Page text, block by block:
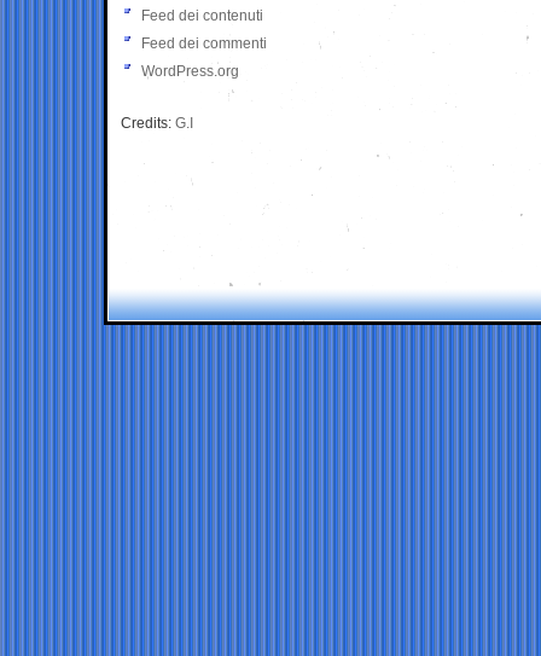
Feed dei contenuti
Feed dei commenti
WordPress.org
Credits: G.I